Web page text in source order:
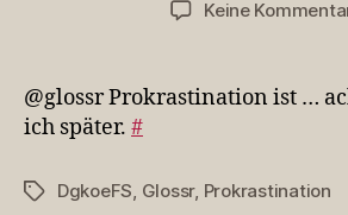
Keine
@glossr Prokrastination ist …
ich später. #
Schlagwörter
DgkoeFS Glossr, Prokrastination